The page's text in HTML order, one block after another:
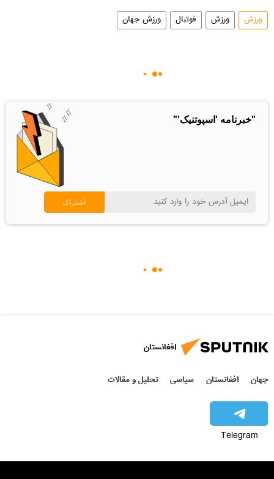
ورزش ورزش فوتبال ورزش جهان
"خبرنامه 'اسپوتنیک'"
افغانستان
جهان افغانستان سیاسی تحلیل و مقالات
Telegram